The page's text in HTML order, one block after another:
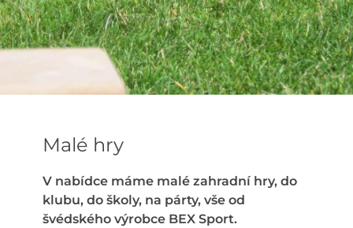
Malé hry
V nabídce máme malé zahradní hry, do
klubu, do školy, na párty, vše od
švédského výrobce BEX Sport.